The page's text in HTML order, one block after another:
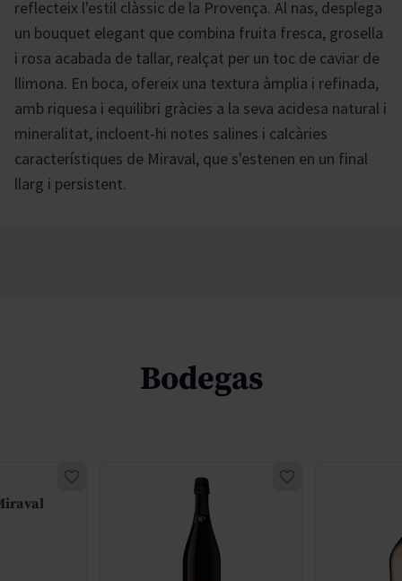
reflecteix l'estil clàssic de la Provença. Al nas, desplega
un bouquet elegant que combina fruita fresca, grosella
i rosa acabada de tallar, realçat per un toc de caviar de
llimona. En boca, ofereix una textura àmplia i refinada,
amb riquesa i equilibri gràcies a la seva acidesa natural i
mineralitat, incloent-hi notes salines i calcàries
característiques de Miraval, que s'estenen en un final
llarg i persistent.
Bodegas